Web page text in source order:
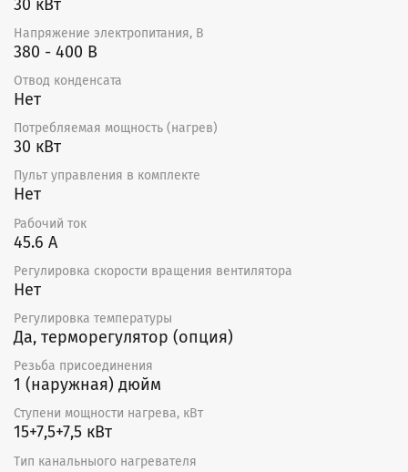
30 кВт
Напряжение электропитания, В
380 - 400 В
Отвод конденсата
Нет
Потребляемая мощность (нагрев)
30 кВт
Пульт управления в комплекте
Нет
Рабочий ток
45.6 А
Регулировка скорости вращения вентилятора
Нет
Регулировка температуры
Да, терморегулятор (опция)
Резьба присоединения
1 (наружная) дюйм
Ступени мощности нагрева, кВт
15+7,5+7,5 кВт
Тип канальныого нагревателя